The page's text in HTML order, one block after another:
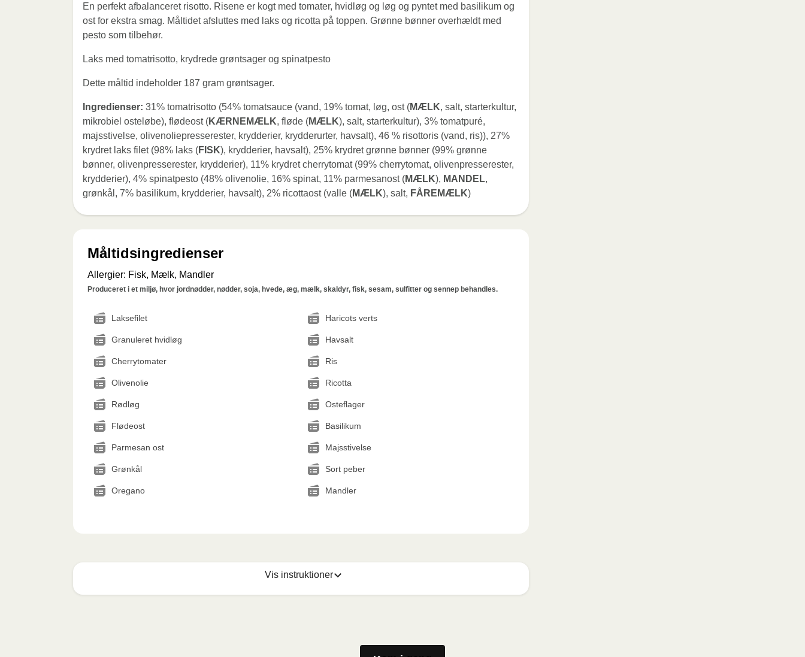
En perfekt afbalanceret risotto. Risene er kogt med tomater, hvidløg og løg og pyntet med basilikum og
ost for ekstra smag. Måltidet afsluttes med laks og ricotta på toppen. Grønne bønner overhældt med
pesto som tilbehør.
Laks med tomatrisotto, krydrede grøntsager og spinatpesto
Dette måltid indeholder 187 gram grøntsager.
Ingredienser: 31% tomatrisotto (54% tomatsauce (vand, 19% tomat, løg, ost (MÆLK, salt, starterkultur,
mikrobiel osteløbe), flødeost (KÆRNEMÆLK, fløde (MÆLK), salt, starterkultur), 3% tomatpuré,
majsstivelse, olivenoliepresserester, krydderier, krydderurter, havsalt), 46 % risottoris (vand, ris)), 27%
krydret laks filet (98% laks (FISK), krydderier, havsalt), 25% krydret grønne bønner (99% grønne
bønner, olivenpresserester, krydderier), 11% krydret cherrytomat (99% cherrytomat, olivenpresserester,
krydderier), 4% spinatpesto (48% olivenolie, 16% spinat, 11% parmesanost (MÆLK), MANDEL,
grønkål, 7% basilikum, krydderier, havsalt), 2% ricottaost (valle (MÆLK), salt, FÅREMÆLK)
Måltidsingredienser
Allergier: Fisk, Mælk, Mandler
Produceret i et miljø, hvor jordnødder, nødder, soja, hvede, æg, mælk, skaldyr, fisk, sesam, sulfitter og sennep behandles.
Laksefilet Haricots verts
Granuleret hvidløg Havsalt
Cherrytomater Ris
Olivenolie Ricotta
Rødløg Osteflager
Flødeost Basilikum
Parmesan ost Majsstivelse
Grønkål Sort peber
Oregano Mandler
Vis instruktioner